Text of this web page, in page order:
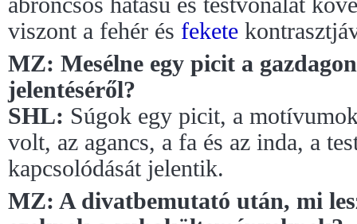
viszont a fehér és fekete
MZ: Mesélne egy picit a
jelentéséről?
SHL: Súgok egy picit, a
volt, az agancs, a fa és az inda, a
kapcsolódását jelentik.
MZ: A divatbemutató után, mi